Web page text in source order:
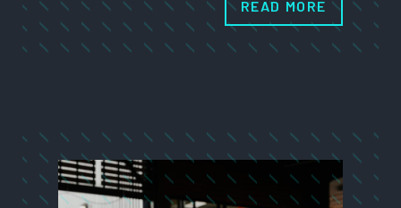
READ MORE